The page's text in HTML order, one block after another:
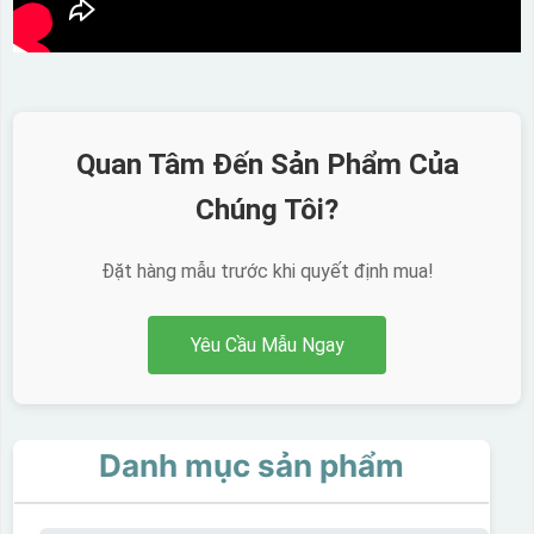
Quan Tâm Đến Sản Phẩm Của
Chúng Tôi?
Đặt hàng mẫu trước khi quyết định mua!
Yêu Cầu Mẫu Ngay
Danh mục sản phẩm